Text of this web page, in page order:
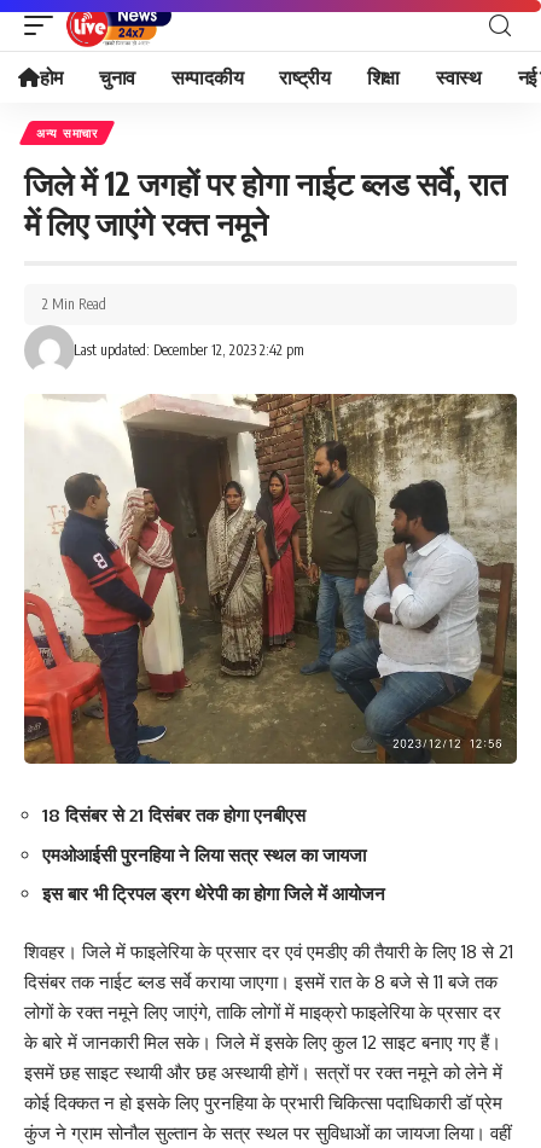
होम चुनाव सम्पादकीय राष्ट्रीय शिक्षा स्वास्थ नई
अन्य समाचार
जिले में 12 जगहों पर होगा नाईट ब्लड सर्वे, रात
में लिए जाएंगे रक्त नमूने
Last updated: December 12, 2023 2:42 pm
2 Min Read
18 दिसंबर से 21 दिसंबर तक होगा एनबीएस
एमओआईसी पुरनहिया ने लिया सत्र स्थल का जायजा
इस बार भी ट्रिपल ड्रग थेरेपी का होगा जिले में आयोजन
शिवहर। जिले में फाइलेरिया के प्रसार दर एवं एमडीए की तैयारी के लिए 18 से 21
दिसंबर तक नाईट ब्लड सर्वे कराया जाएगा। इसमें रात के 8 बजे से 11 बजे तक
लोगों के रक्त नमूने लिए जाएंगे, ताकि लोगों में माइक्रो फाइलेरिया के प्रसार दर
के बारे में जानकारी मिल सके। जिले में इसके लिए कुल 12 साइट बनाए गए हैं।
इसमें छह साइट स्थायी और छह अस्थायी होगें। सत्रों पर रक्त नमूने को लेने में
कोई दिक्कत न हो इसके लिए पुरनहिया के प्रभारी चिकित्सा पदाधिकारी डॉ प्रेम
कुंज ने ग्राम सोनौल सुल्तान के सत्र स्थल पर सुविधाओं का जायजा लिया। वहीं